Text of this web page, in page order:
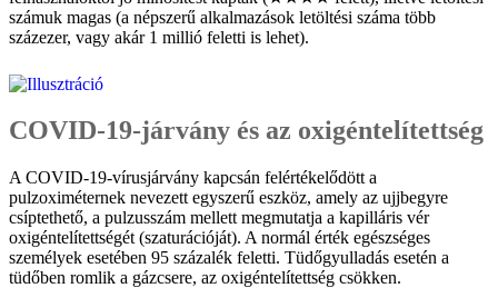
számuk magas (a népszerű alkalmazások letöltési száma több
százezer, vagy akár 1 millió feletti is lehet).
COVID-19-járvány és az oxigéntelítettség
A COVID-19-vírusjárvány kapcsán felértékelődött a
pulzoximéternek nevezett egyszerű eszköz, amely az ujjbegyre
csíptethető, a pulzusszám mellett megmutatja a kapilláris vér
oxigéntelítettségét (szaturációját). A normál érték egészséges
személyek esetében 95 százalék feletti. Tüdőgyulladás esetén a
tüdőben romlik a gázcsere, az oxigéntelítettség csökken.